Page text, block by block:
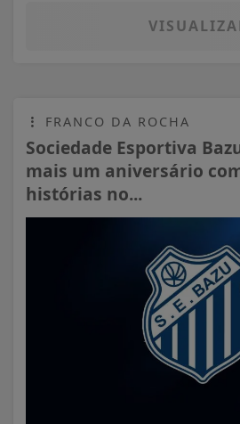
FRANCO DA ROCHA
Sociedade Esportiva
mais um aniversário
histórias no...